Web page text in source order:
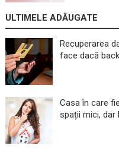
ULTIMELE ADĂUGATE
Recuperarea
face dacă
Casa în care
spații mici, dar